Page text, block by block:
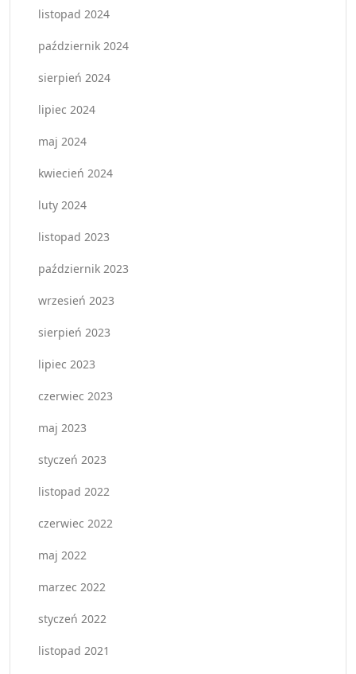
listopad 2024
październik 2024
sierpień 2024
lipiec 2024
maj 2024
kwiecień 2024
luty 2024
listopad 2023
październik 2023
wrzesień 2023
sierpień 2023
lipiec 2023
czerwiec 2023
maj 2023
styczeń 2023
listopad 2022
czerwiec 2022
maj 2022
marzec 2022
styczeń 2022
listopad 2021